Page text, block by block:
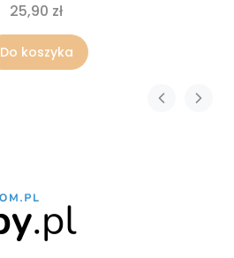
25,90 zł
Do koszyka